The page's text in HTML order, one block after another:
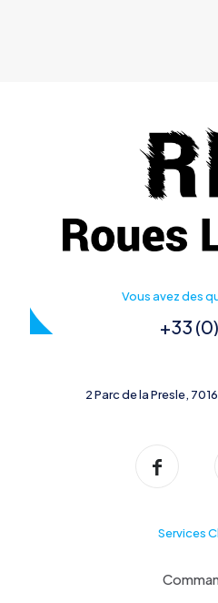
Vous avez des
+33
2 Parc de la Presle,
Services